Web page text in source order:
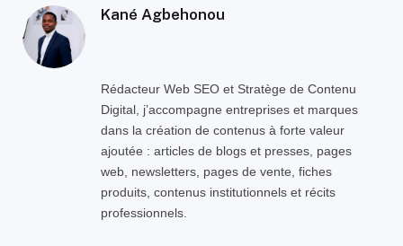
Kané Agbehonou
Rédacteur Web SEO et Stratège de Contenu
Digital, j’accompagne entreprises et marques
dans la création de contenus à forte valeur
ajoutée : articles de blogs et presses, pages
web, newsletters, pages de vente, fiches
produits, contenus institutionnels et récits
professionnels.